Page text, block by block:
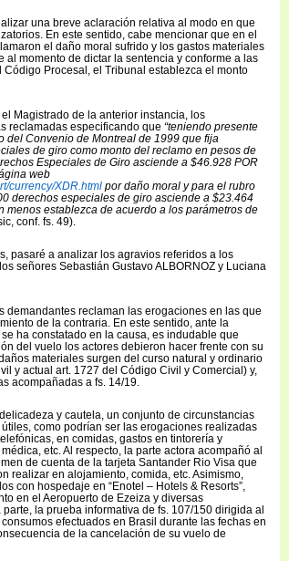
una breve aclaración relativa al modo en que
En este sentido, cabe mencionar que en el
el daño moral sufrido y los gastos materiales
al momento de dictar la sentencia y conforme a las
Procesal, el Tribunal establezca el monto
Magistrado de la anterior instancia, los
reclamadas especificando que “teniendo presente
del Convenio de Montreal de 1999 que fija
de giro como monto del reclamo en pesos de
Especiales de Giro asciende a $46.928 POR
web
currency/XDR.html por daño moral y para el rubro
derechos especiales de giro asciende a $23.464
menos establezca de acuerdo a los parámetros de
conf. fs. 49).
pasaré a analizar los agravios referidos a los
señores Sebastián Gustavo ALBORNOZ y Luciana
demandantes reclaman las erogaciones en las que
de la contraria. En este sentido, ante la
ha constatado en la causa, es indudable que
del vuelo los actores debieron hacer frente con su
materiales surgen del curso natural y ordinario
y actual art. 1727 del Código Civil y Comercial) y,
acompañadas a fs. 14/19.
y cautela, un conjunto de circunstancias
como podrían ser las erogaciones realizadas
en comidas, gastos en tintorería y
etc. Al respecto, la parte actora acompañó al
de cuenta de la tarjeta Santander Rio Visa que
realizar en alojamiento, comida, etc. Asimismo,
con hospedaje en “Enotel – Hotels & Resorts”,
en el Aeropuerto de Ezeiza y diversas
la prueba informativa de fs. 107/150 dirigida al
efectuados en Brasil durante las fechas en
de la cancelación de su vuelo de